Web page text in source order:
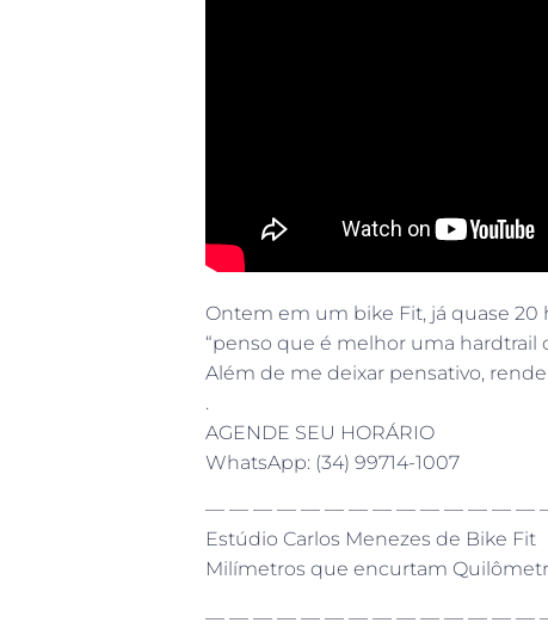
Ontem em um bike Fit, já quase 20
“penso que é melhor uma
Além de me deixar pensativo,
.
AGENDE SEU HORÁRIO
WhatsApp: (34) 99714-1007
— — — — — — — — — — — — — —
Estúdio Carlos Menezes de Bike Fit
Milímetros que encurtam
— — — — — — — — — — — — — —